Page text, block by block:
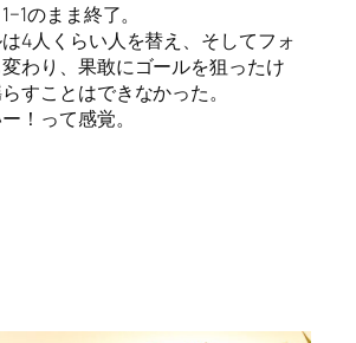
のまま終了。
4人くらい人を替え、そしてフォ
わり、果敢にゴールを狙ったけ
すことはできなかった。
！って感覚。